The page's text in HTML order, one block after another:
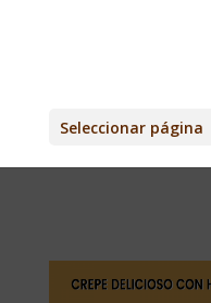
Seleccionar página